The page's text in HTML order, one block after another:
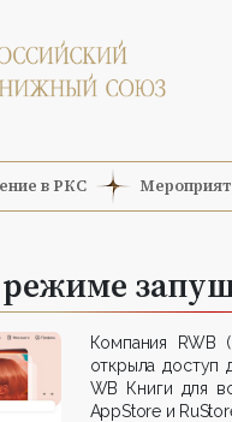
в РКС
Компания RWB
открыла доступ
WB Книги для
AppStore и